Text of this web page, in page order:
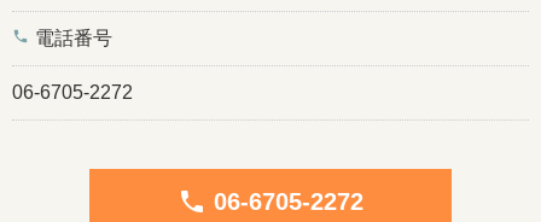
phone 電話番号
06-6705-2272
phone 06-6705-2272